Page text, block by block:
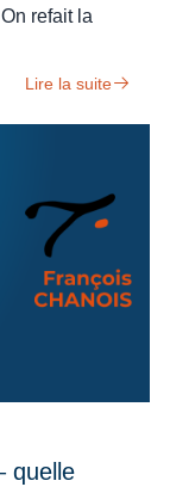
refait la
Lire la suite
quelle